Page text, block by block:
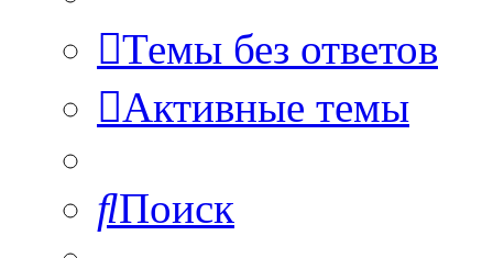
Темы без ответов
Активные темы
Поиск